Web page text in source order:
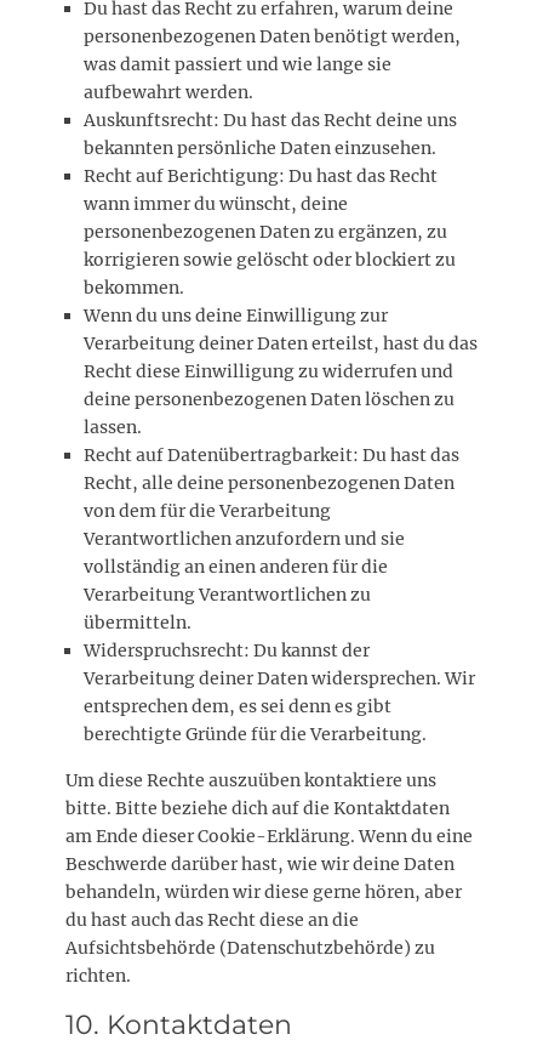
Du hast das Recht zu erfahren, warum deine
personenbezogenen Daten benötigt werden,
was damit passiert und wie lange sie
aufbewahrt werden.
Auskunftsrecht: Du hast das Recht deine uns
bekannten persönliche Daten einzusehen.
Recht auf Berichtigung: Du hast das Recht
wann immer du wünscht, deine
personenbezogenen Daten zu ergänzen, zu
korrigieren sowie gelöscht oder blockiert zu
bekommen.
Wenn du uns deine Einwilligung zur
Verarbeitung deiner Daten erteilst, hast du das
Recht diese Einwilligung zu widerrufen und
deine personenbezogenen Daten löschen zu
lassen.
Recht auf Datenübertragbarkeit: Du hast das
Recht, alle deine personenbezogenen Daten
von dem für die Verarbeitung
Verantwortlichen anzufordern und sie
vollständig an einen anderen für die
Verarbeitung Verantwortlichen zu
übermitteln.
Widerspruchsrecht: Du kannst der
Verarbeitung deiner Daten widersprechen. Wir
entsprechen dem, es sei denn es gibt
berechtigte Gründe für die Verarbeitung.
Um diese Rechte auszuüben kontaktiere uns
bitte. Bitte beziehe dich auf die Kontaktdaten
am Ende dieser Cookie-Erklärung. Wenn du eine
Beschwerde darüber hast, wie wir deine Daten
behandeln, würden wir diese gerne hören, aber
du hast auch das Recht diese an die
Aufsichtsbehörde (Datenschutzbehörde) zu
richten.
10. Kontaktdaten